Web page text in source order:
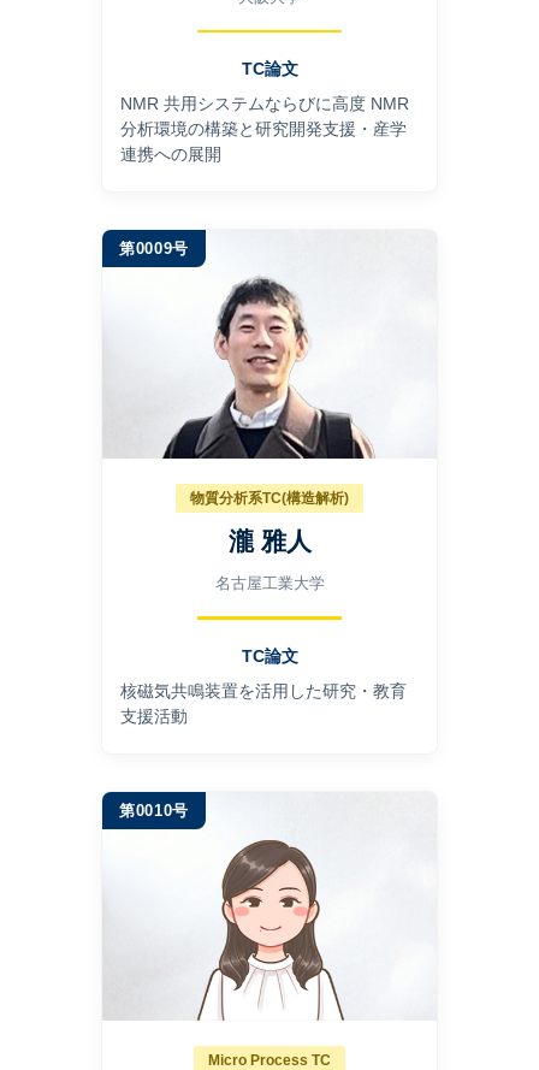
TC論文
NMR 共用システムならびに高度 NMR
分析環境の構築と研究開発支援・産学
連携への展開
第0009号
物質分析系TC(構造解析)
瀧 雅人
名古屋工業大学
TC論文
核磁気共鳴装置を活用した研究・教育
支援活動
第0010号
Micro Process TC